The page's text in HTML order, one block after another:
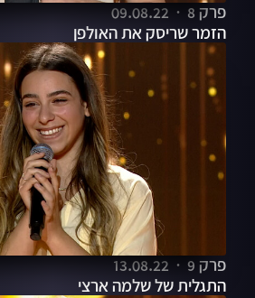
פרק 8
09.08.22
הזמר שריסק את האולפן
פרק 9
13.08.22
התגלית של שלמה ארצי